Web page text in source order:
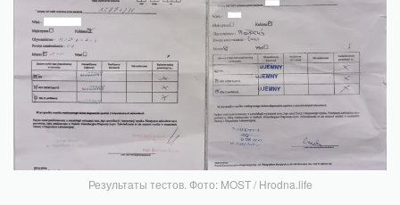
Результаты тестов. Фото: MOST / Hrodna.life